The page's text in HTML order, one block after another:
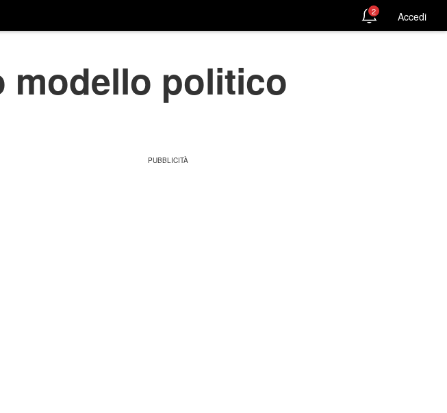
2 Accedi
modello politico